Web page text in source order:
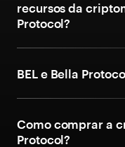
recursos da
Protocol?
BEL e Bella
Como comprar a
Protocol?